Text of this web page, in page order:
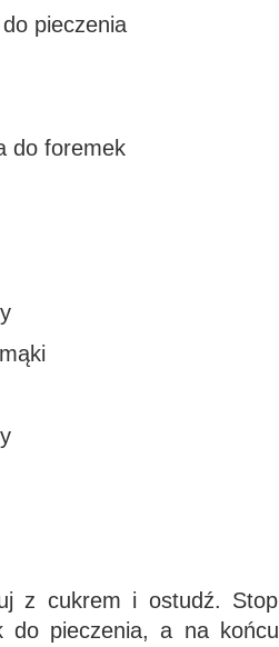
pieczenia
do foremek
z cukrem i ostudź.
do pieczenia, a na